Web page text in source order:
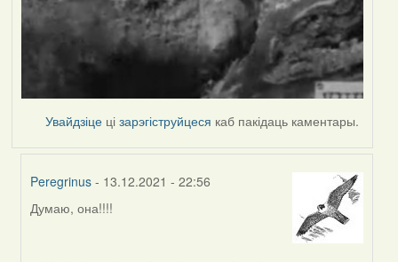
Увайдзіце цізарэгіструйцеся каб пакідаць каментары.
Peregrinus - 13.12.2021 - 22:56
In
Думаю, она!!!!